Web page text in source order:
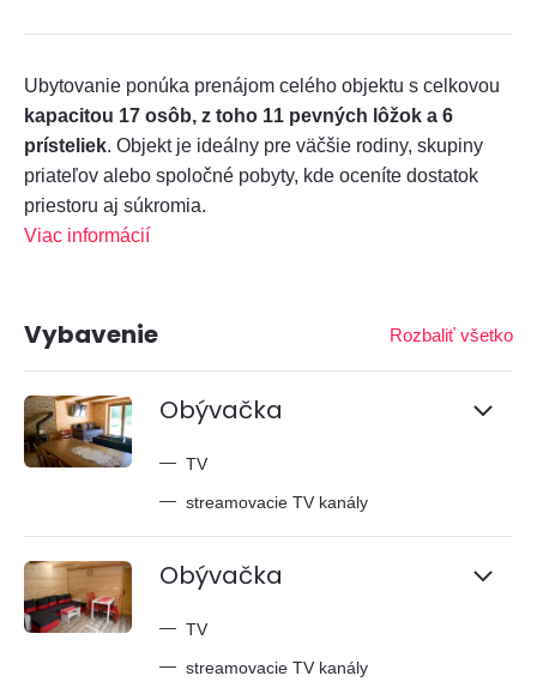
Ubytovanie ponúka prenájom celého objektu s celkovou
kapacitou 17 osôb, z toho 11 pevných lôžok a 6
prísteliek. Objekt je ideálny pre väčšie rodiny, skupiny
priateľov alebo spoločné pobyty, kde oceníte dostatok
priestoru aj súkromia.
Viac informácií
Vybavenie Rozbaliť všetko
Obývačka
— TV
— streamovacie TV kanály
Obývačka
— TV
— streamovacie TV kanály